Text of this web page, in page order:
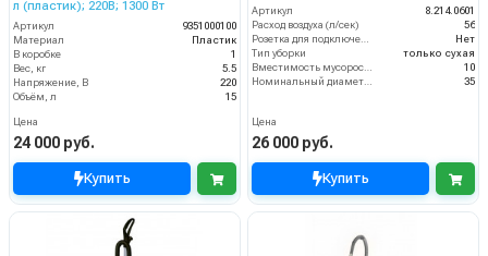
л (пластик); 220В; 1300 Вт
Артикул
9351000100
Материал
Пластик
В коробке
1
Вес, кг
5.5
Напряжение, В
220
Объём, л
15
Цена
24 000 руб.
Купить
Артикул
8.214.0601
Расход воздуха (л/сек)
56
Розетка для подключения инструмента
Нет
Тип уборки
только сухая
Вместимость мусоросборника (л)
10
Номинальный диаметр принадлежностей (мм)
35
Цена
26 000 руб.
Купить